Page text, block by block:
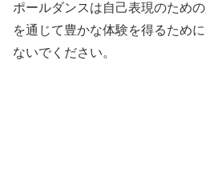
ポールダンスは自己表現のため
を通じて豊かな体験を得るため
ないでください。